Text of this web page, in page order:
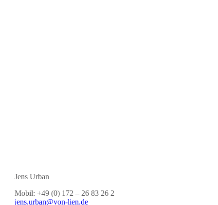
Jens Urban
Mobil: +49 (0) 172 – 26 83 26 2
jens.urban@von-lien.de